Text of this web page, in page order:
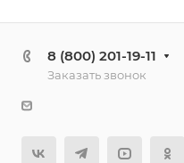
8 (800) 201-19-11
Заказать звонок